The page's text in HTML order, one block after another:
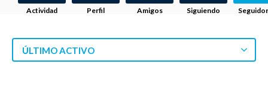
Actividad Perfil Amigos Siguiendo
ÚLTIMO ACTIVO